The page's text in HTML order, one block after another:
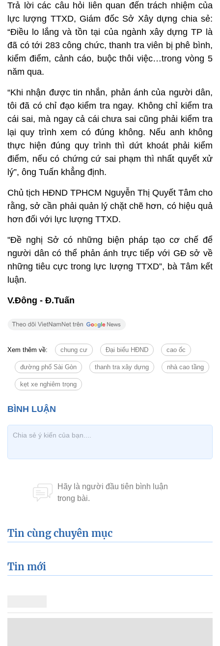
Trả lời các câu hỏi liên quan đến trách nhiệm của
lực lượng TTXD, Giám đốc Sở Xây dựng chia sẻ:
“Điều lo lắng và tồn tại của ngành xây dựng TP là
đã có tới 283 công chức, thanh tra viên bị phê bình,
kiểm điểm, cảnh cáo, buộc thôi việc…trong vòng 5
năm qua.
“Khi nhận được tin nhắn, phản ánh của người dân,
tôi đã có chỉ đạo kiểm tra ngay. Không chỉ kiểm tra
cái sai, mà ngay cả cái chưa sai cũng phải kiểm tra
lại quy trình xem có đúng không. Nếu anh không
thực hiện đúng quy trình thì dứt khoát phải kiểm
điểm, nếu có chứng cứ sai phạm thì nhất quyết xử
lý”, ông Tuấn khẳng định.
Chủ tịch HĐND TPHCM Nguyễn Thị Quyết Tâm cho
rằng, sở cần phải quản lý chặt chẽ hơn, có hiệu quả
hơn đối với lực lượng TTXD.
"Đề nghị Sở có những biện pháp tạo cơ chế để
người dân có thể phản ánh trực tiếp với GĐ sở về
những tiêu cực trong lực lượng TTXD”, bà Tâm kết
luận.
V.Đông - Đ.Tuấn
Xem thêm về: chung cư Đại biểu HĐND cao ốc
đường phố Sài Gòn thanh tra xây dựng nhà cao tầng
kẹt xe nghiêm trọng
Tin cùng chuyên mục
Tin mới